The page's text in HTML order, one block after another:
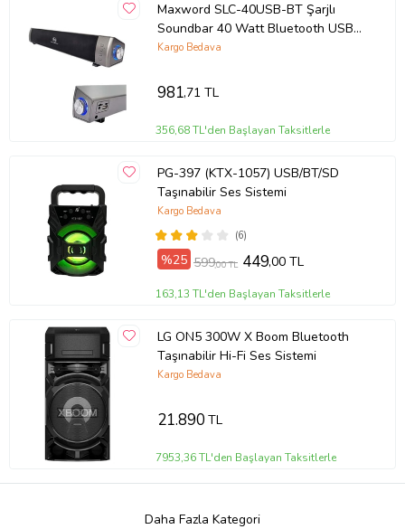
Maxword SLC-40USB-BT Şarjlı
Soundbar 40 Watt Bluetooth USB
Şarjlı (46x7x6 cm)
Kargo Bedava
981,71 TL
356,68 TL'den Başlayan Taksitlerle
PG-397 (KTX-1057) USB/BT/SD
Taşınabilir Ses Sistemi
(6)
Kargo Bedava
%25 599,00 TL 449,00 TL
163,13 TL'den Başlayan Taksitlerle
LG ON5 300W X Boom Bluetooth
Taşınabilir Hi-Fi Ses Sistemi
Kargo Bedava
21.890TL
7953,36 TL'den Başlayan Taksitlerle
Daha Fazla Kategori